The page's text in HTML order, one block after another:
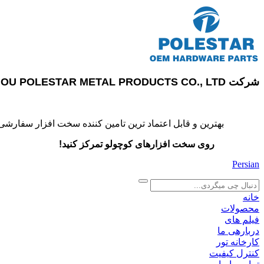
شرکت SUZHOU POLESTAR METAL PRODUCTS CO., LTD
بهترین و قابل اعتماد ترین تامین کننده سخت افزار
روی سخت افزارهای کوچولو تمرکز کنید!
Persian
search
خانه
محصولات
فیلم های
دربارهی ما
کارخانه تور
کنترل کیفیت